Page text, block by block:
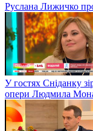
Руслана Лижичко
У гостях Сніданку
опери Людмила